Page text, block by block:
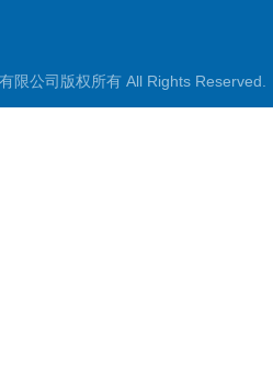
限公司版权所有 All Rights